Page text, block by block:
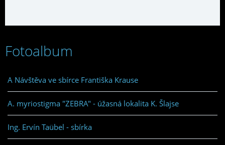
Fotoalbum
A Návštěva ve sbírce Františka Krause
A. myriostigma "ZEBRA" - úžasná lokalita K. Šlajse
Ing. Ervín Taübel - sbírka